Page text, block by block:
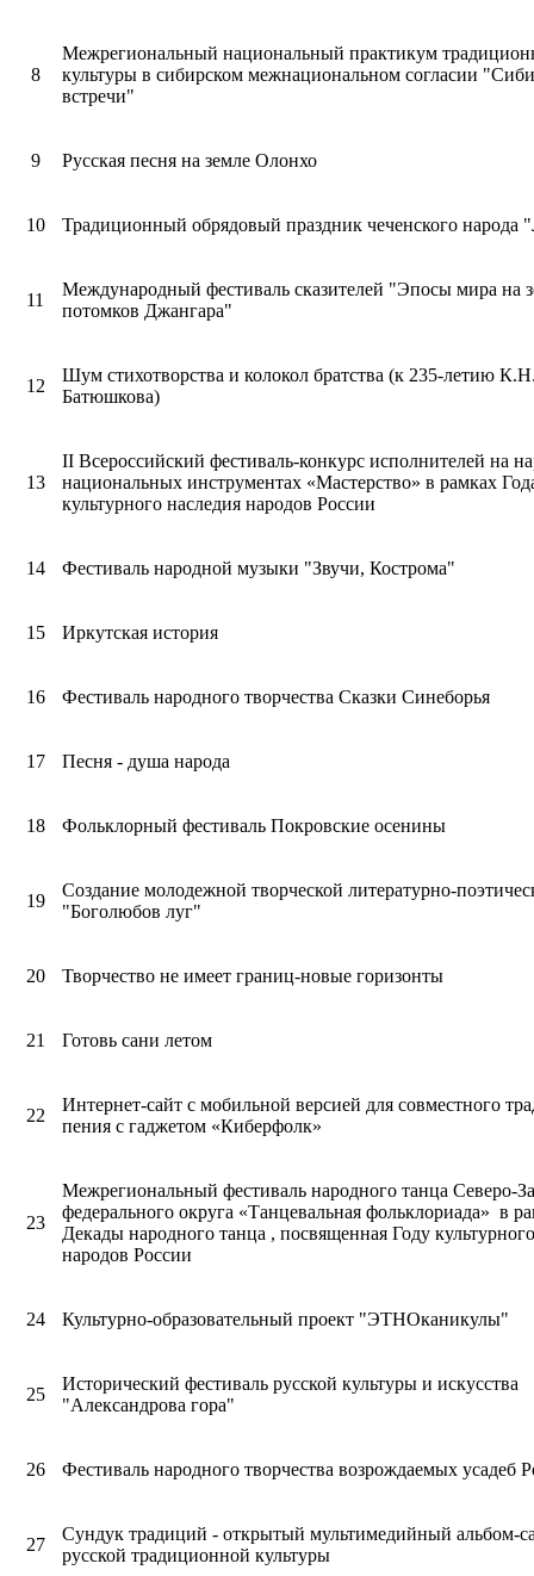
8
Межрегиональный национальный практикум
культуры в сибирском межнациональном согласии
встречи"
9 Русская песня на земле Олонхо
10 Традиционный обрядовый праздник чеченского народа
11
Международный фестиваль сказителей "Эпосы мира на
потомков Джангара"
12
Шум стихотворства и колокол братства (к 235-летию
Батюшкова)
13
II Всероссийский фестиваль-конкурс исполнителей на
национальных инструментах «Мастерство» в рамках
культурного наследия народов России
14 Фестиваль народной музыки "Звучи, Кострома"
15 Иркутская история
16 Фестиваль народного творчества Сказки Синеборья
17 Песня - душа народа
18 Фольклорный фестиваль Покровские осенины
19
Создание молодежной творческой литературно-
"Боголюбов луг"
20 Творчество не имеет границ-новые горизонты
21 Готовь сани летом
22
Интернет-сайт с мобильной версией для совместного
пения с гаджетом «Киберфолк»
23
Межрегиональный фестиваль народного танца Северо-
федерального округа «Танцевальная фольклориада» в
Декады народного танца , посвященная Году
народов России
24 Культурно-образовательный проект "ЭТНОканикулы"
25
Исторический фестиваль русской культуры и искусства
"Александрова гора"
26 Фестиваль народного творчества возрождаемых усадеб
27
Сундук традиций - открытый мультимедийный альбом-
русской традиционной культуры